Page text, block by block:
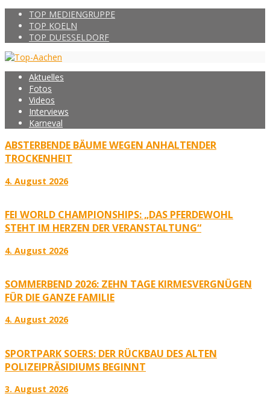
TOP MEDIENGRUPPE
TOP KOELN
TOP DUESSELDORF
Aktuelles
Fotos
Videos
Interviews
Karneval
ABSTERBENDE BÄUME WEGEN ANHALTENDER
TROCKENHEIT
4. August 2026
FEI WORLD CHAMPIONSHIPS: „DAS PFERDEWOHL
STEHT IM HERZEN DER VERANSTALTUNG“
4. August 2026
SOMMERBEND 2026: ZEHN TAGE KIRMESVERGNÜGEN
FÜR DIE GANZE FAMILIE
4. August 2026
SPORTPARK SOERS: DER RÜCKBAU DES ALTEN
POLIZEIPRÄSIDIUMS BEGINNT
3. August 2026